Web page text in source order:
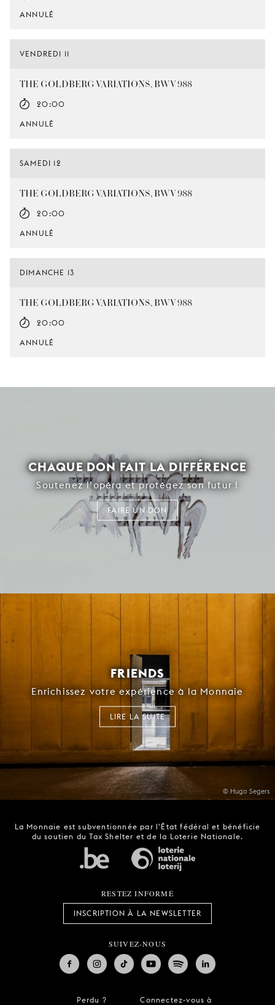
ANNULÉ
VENDREDI 11
THE GOLDBERG VARIATIONS, BWV 988
20:00
ANNULÉ
SAMEDI 12
THE GOLDBERG VARIATIONS, BWV 988
20:00
ANNULÉ
DIMANCHE 13
THE GOLDBERG VARIATIONS, BWV 988
20:00
ANNULÉ
CHAQUE DON FAIT LA DIFFÉRENCE
Soutenez l’opéra et protégez son futur !
FAIRE UN DON
© Hugo Segers
FRIENDS
Enrichissez votre expérience à la Monnaie
LIRE LA SUITE
La Monnaie est subventionnée par l'État fédéral et bénéficie
du soutien du Tax Shelter et de la Loterie Nationale.
RESTEZ INFORMÉ
INSCRIPTION À LA NEWSLETTER
SUIVEZ-NOUS
Perdu ? Connectez-vous à